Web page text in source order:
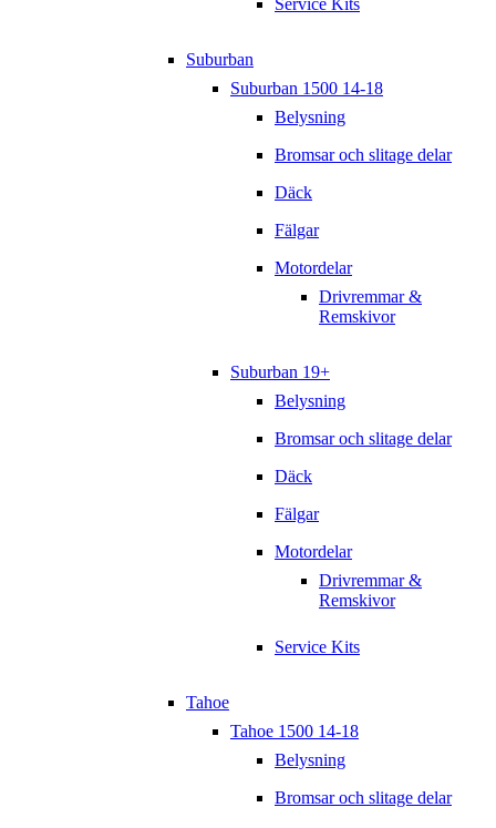
Service Kits
Suburban
Suburban 1500 14-18
Belysning
Bromsar och slitage delar
Däck
Fälgar
Motordelar
Drivremmar &
Remskivor
Suburban 19+
Belysning
Bromsar och slitage delar
Däck
Fälgar
Motordelar
Drivremmar &
Remskivor
Service Kits
Tahoe
Tahoe 1500 14-18
Belysning
Bromsar och slitage delar